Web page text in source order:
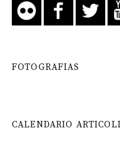
FOTOGRAFIAS
CALENDARIO ARTICOLI